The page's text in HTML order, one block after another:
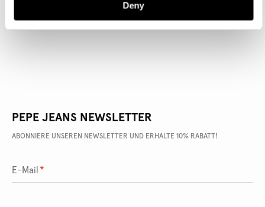
Deny
LIEFERUNG UND RÜCKGABE
PEPE JEANS NEWSLETTER
ABONNIERE UNSEREN NEWSLETTER UND ERHALTE 10% RABATT!
E-Mail *